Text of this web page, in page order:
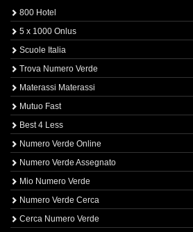
800 Hotel
5 x 1000 Onlus
Scuole Italia
Trova Numero Verde
Materassi Materassi
Mutuo Fast
Best 4 Less
Numero Verde Online
Numero Verde Assegnato
Mio Numero Verde
Numero Verde Cerca
Cerca Numero Verde